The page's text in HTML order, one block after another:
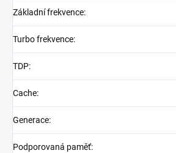
Základní frekvence:
Turbo frekvence:
TDP:
Cache:
Generace:
Podporovaná paměť: